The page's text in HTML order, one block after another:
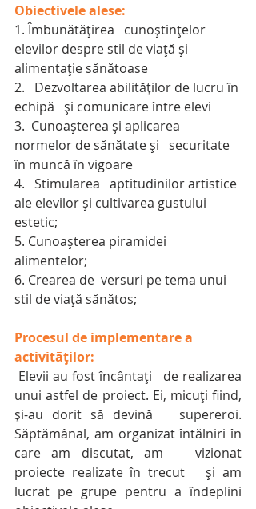
Obiectivele alese:
1. Îmbunătăţirea   cunoştinţelor
elevilor despre stil de viaţă şi
alimentaţie sănătoase
2.   Dezvoltarea abilităţilor de lucru în
echipă   și comunicare între elevi
3.  Cunoașterea și aplicarea
normelor de sănătate şi   securitate
în muncă în vigoare
4.   Stimularea   aptitudinilor artistice
ale elevilor şi cultivarea gustului
estetic;
5. Cunoașterea piramidei
alimentelor;
6. Crearea de  versuri pe tema unui
stil de viață sănătos;
Procesul de implementare a
activităților:
unui astfel de proiect. Ei, micuți fiind,
și-au dorit să devină   supereroi.
Săptămânal, am organizat întălniri în
care am discutat, am   vizionat
proiecte realizate în trecut   și am
lucrat pe grupe pentru a îndeplini